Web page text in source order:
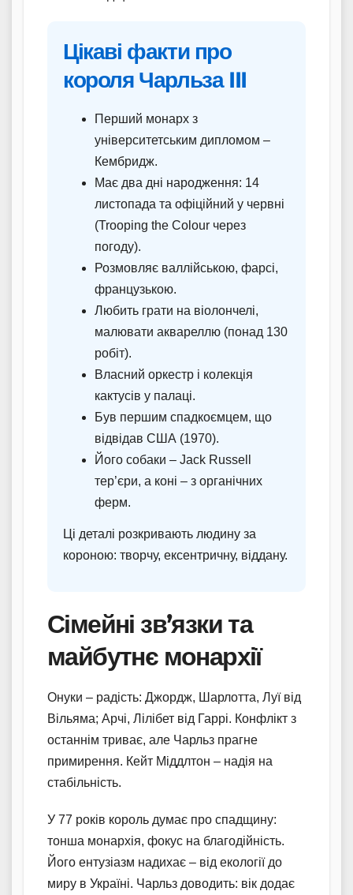
Цікаві факти про
короля Чарльза III
Перший монарх з
університетським дипломом –
Кембридж.
Має два дні народження: 14
листопада та офіційний у червні
(Trooping the Colour через
погоду).
Розмовляє валлійською, фарсі,
французькою.
Любить грати на віолончелі,
малювати аквареллю (понад 130
робіт).
Власний оркестр і колекція
кактусів у палаці.
Був першим спадкоємцем, що
відвідав США (1970).
Його собаки – Jack Russell
тер’єри, а коні – з органічних
ферм.
Ці деталі розкривають людину за
короною: творчу, ексентричну, віддану.
Сімейні зв’язки та
майбутнє монархії
Онуки – радість: Джордж, Шарлотта, Луї від
Вільяма; Арчі, Лілібет від Гаррі. Конфлікт з
останнім триває, але Чарльз прагне
примирення. Кейт Міддлтон – надія на
стабільність.
У 77 років король думає про спадщину:
тонша монархія, фокус на благодійність.
Його ентузіазм надихає – від екології до
миру в Україні. Чарльз доводить: вік додає